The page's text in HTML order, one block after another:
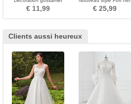
Approprié Court blanc
Dentelle
€ 11,99
Largeur Robe pleine
€ 25,99
Clients aussi heureux